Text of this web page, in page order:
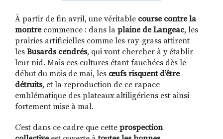
À partir de fin avril, une véritable course contre la
montrecommence : dans la plaine de Langeac, les
prairies artificielles comme les ray-grass attirent
les Busards cendrés, qui vont chercher à y établir
leur nid. Mais ces cultures étant fauchées dès le
début du mois de mai, les œufs risquent d’être
détruits, et la reproduction de ce rapace
emblématique des plateaux altiligériens est ainsi
fortement mise à mal.
C’est dans ce cadre que cette prospection